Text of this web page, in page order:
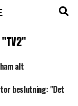
alt
beslutning: "Det